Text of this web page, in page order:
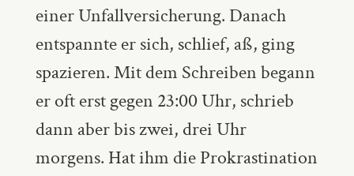
einer Unfallversicherung. Danach
entspannte er sich, schlief, aß, ging
spazieren. Mit dem Schreiben begann
er oft erst gegen 23:00 Uhr, schrieb
dann aber bis zwei, drei Uhr
morgens. Hat ihm die Prokrastination